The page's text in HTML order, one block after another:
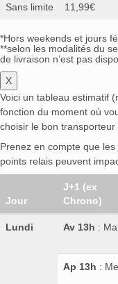
Sans limite 11,99€
*Hors weekends et jours
**selon les modalités du
de livraison n’est pas
X
Voici un tableau estimatif
fonction du moment où
choisir le bon
Prenez en compte que
points relais peuvent
Jour
J+1 (ex
Chrono)
Lundi Av 13h :
Ap 13h :